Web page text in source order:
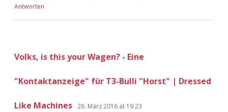
Antworten
Volks, is this your Wagen? - Eine
"Kontaktanzeige" für T3-Bulli "Horst" | Dressed
Like Machines 26. März 2016 at 19:23